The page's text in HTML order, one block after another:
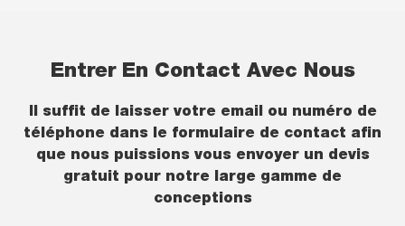
Entrer En Contact Avec Nous
Il suffit de laisser votre email ou numéro de
téléphone dans le formulaire de contact afin
que nous puissions vous envoyer un devis
gratuit pour notre large gamme de
conceptions